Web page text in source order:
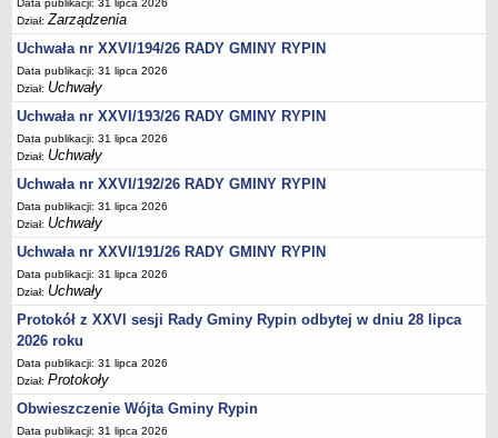
Regulamin naboru na wolne stanowiska urzędnicze
Ogłoszenia o naborze na wolne stanowiska urzędnicze
Lista kandydatów spełniających wymagania formalne w naborach na
wolne stanowiska urzędnicze
Wyniki naboru na wolne stanowiska urzędnicze
Petycje
Sygnaliści
Galeria
Raporty o stanie dostępności
Wnioski
WŁADZE I STRUKTURA
Struktura organizacyjna
Rada gminy
Wójt
Urząd gminy
Jednostki organizacyjne, GOPS, Instytucja kultury, OSP
Data publikacji: 31 lipca 2026
Dział:Zarządzenia
Uchwała nr XXVI/194/26 RADY GMINY RYPIN
Data publikacji: 31 lipca 2026
Dział: Uchwały
Uchwała nr XXVI/193/26 RADY GMINY RYPIN
Data publikacji: 31 lipca 2026
Dział: Uchwały
Uchwała nr XXVI/192/26 RADY GMINY RYPIN
Data publikacji: 31 lipca 2026
Dział: Uchwały
Uchwała nr XXVI/191/26 RADY GMINY RYPIN
Data publikacji: 31 lipca 2026
Dział: Uchwały
Protokół z XXVI sesji Rady Gminy Rypin odbytej w dniu 28 lipca
2026 roku
Data publikacji: 31 lipca 2026
Dział:Protokoły
Obwieszczenie Wójta Gminy Rypin
Data publikacji: 31 lipca 2026